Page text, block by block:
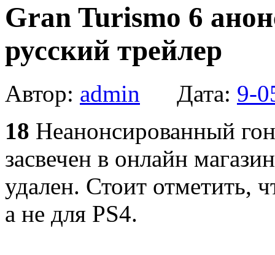
Gran Turismo 6
русский трейлер
Автор: admin Дата: 9-
18 Неанонсированный
засвечен в онлайн
удален. Стоит отметить,
а не для PS4.